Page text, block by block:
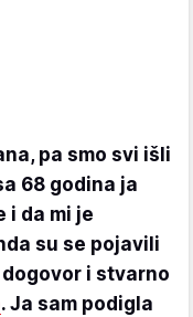
pa smo svi išli
68 godina ja
i da mi je
su se pojavili
i stvarno
. Ja sam podigla